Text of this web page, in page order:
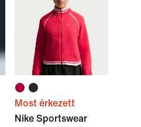
Most érkezett
Nike Sportswear